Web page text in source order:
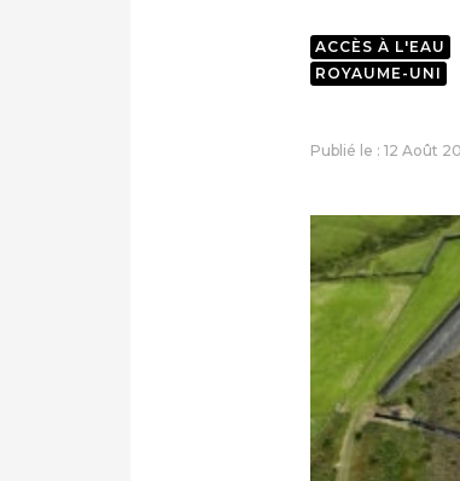
ACCÈS À L'EAU
ROYAUME-UNI
Publié le : 12 Août